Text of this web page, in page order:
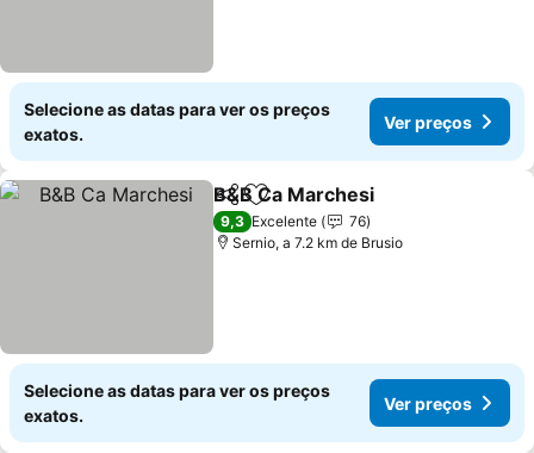
Selecione as datas para ver os preços
exatos.
Ver preços
PartilharAdicionar aos favoritos
B&B Ca Marchesi
9,3 Excelente
76
Sernio, a 7.2 km de Brusio
Selecione as datas para ver os preços
exatos.
Ver preços